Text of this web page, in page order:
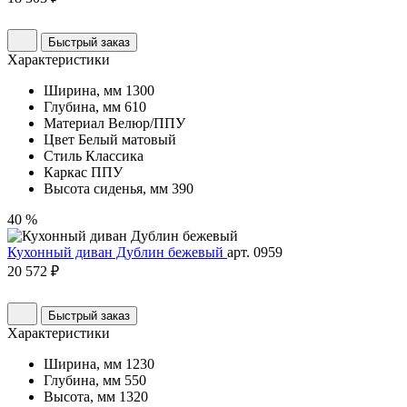
Быстрый заказ
Характеристики
Ширина, мм 1300
Глубина, мм 610
Материал Велюр/ППУ
Цвет Белый матовый
Стиль Классика
Каркас ППУ
Высота сиденья, мм 390
40 %
Кухонный диван Дублин бежевый арт. 0959
20 572 ₽
Быстрый заказ
Характеристики
Ширина, мм 1230
Глубина, мм 550
Высота, мм 1320